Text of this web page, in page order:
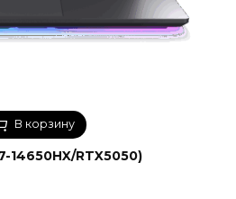
В корзину
14650HX/RTX5050)